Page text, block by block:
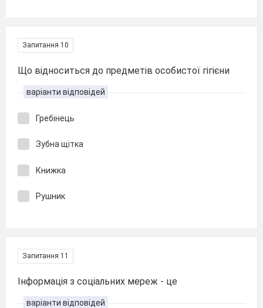
Запитання 10
Що відноситься до предметів особистої гігієни
варіанти відповідей
Гребінець
Зубна щітка
Книжка
Рушник
Запитання 11
Інформація з соціальних мереж - це
варіанти відповідей